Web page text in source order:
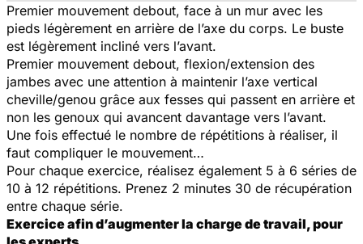
Premier mouvement debout, face à un mur avec les
pieds légèrement en arrière de l’axe du corps. Le buste
est légèrement incliné vers l’avant.
Premier mouvement debout, flexion/extension des
jambes avec une attention à maintenir l’axe vertical
cheville/genou grâce aux fesses qui passent en arrière et
non les genoux qui avancent davantage vers l’avant.
Une fois effectué le nombre de répétitions à réaliser, il
faut compliquer le mouvement…
Pour chaque exercice, réalisez également 5 à 6 séries de
10 à 12 répétitions. Prenez 2 minutes 30 de récupération
entre chaque série.
Exercice afin d’augmenter la charge de travail, pour